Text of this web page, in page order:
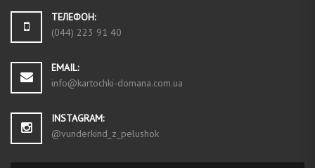
ТЕЛЕФОН:
(044) 223 91 40
EMAIL:
info@kartochki-domana.com.ua
INSTAGRAM:
@vunderkind_z_pelushok